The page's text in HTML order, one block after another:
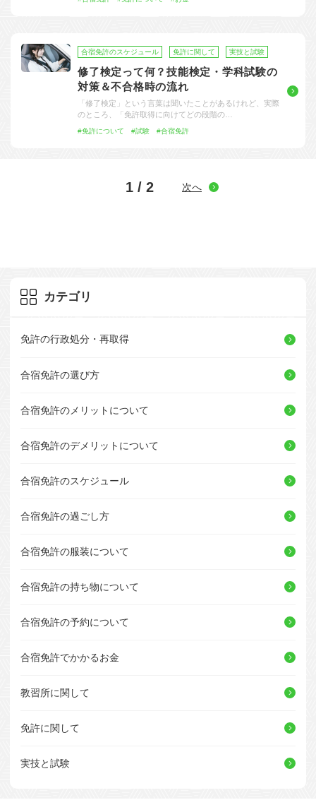
合宿免許のスケジュール 免許に関して 実技と試験
修了検定って何？技能検定・学科試験の
対策＆不合格時の流れ
「修了検定」という言葉は聞いたことがあるけれど、実際
のところ、「免許取得に向けてどの段階の…
#免許について #試験 #合宿免許
1 / 2 次へ
カテゴリ
免許の行政処分・再取得
合宿免許の選び方
合宿免許のメリットについて
合宿免許のデメリットについて
合宿免許のスケジュール
合宿免許の過ごし方
合宿免許の服装について
合宿免許の持ち物について
合宿免許の予約について
合宿免許でかかるお金
教習所に関して
免許に関して
実技と試験